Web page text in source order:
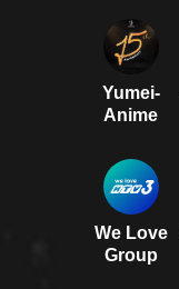
Yumei-
Anime
We Love
Group